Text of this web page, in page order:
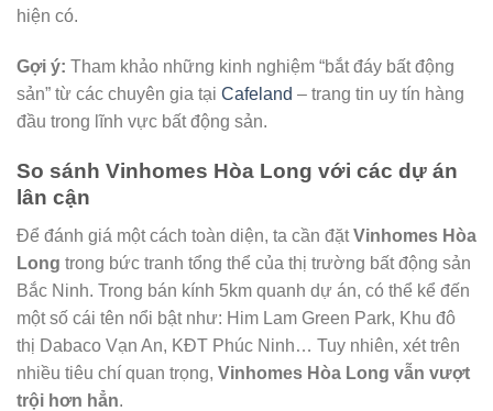
hiện có.
Gợi ý: Tham khảo những kinh nghiệm “bắt đáy bất động
sản” từ các chuyên gia tại Cafeland – trang tin uy tín hàng
đầu trong lĩnh vực bất động sản.
So sánh Vinhomes Hòa Long với các dự án
lân cận
Để đánh giá một cách toàn diện, ta cần đặtVinhomes Hòa
Long trong bức tranh tổng thể của thị trường bất động sản
Bắc Ninh. Trong bán kính 5km quanh dự án, có thể kể đến
một số cái tên nổi bật như: Him Lam Green Park, Khu đô
thị Dabaco Vạn An, KĐT Phúc Ninh… Tuy nhiên, xét trên
nhiều tiêu chí quan trọng, Vinhomes Hòa Long vẫn vượt
trội hơn hẳn.